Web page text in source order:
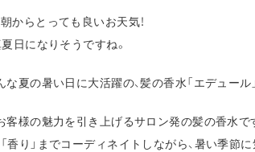
からとっても良いお天気！
日になりそうですね。
な夏の暑い日に大活躍の、髪の香水「エデュール
客様の魅力を引き上げるサロン発の髪の香水で
香り」までコーディネイトしながら、暑い季